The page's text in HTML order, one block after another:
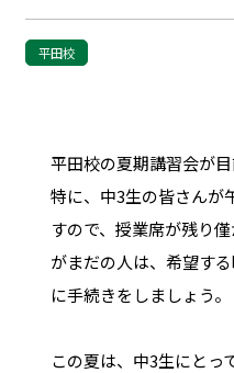
平田校
平田校の夏期講習会が目
特に、中3生の皆さんが
すので、授業席が残り
がまだの人は、希望す
に手続きをしましょう。
この夏は、中3生にとっ